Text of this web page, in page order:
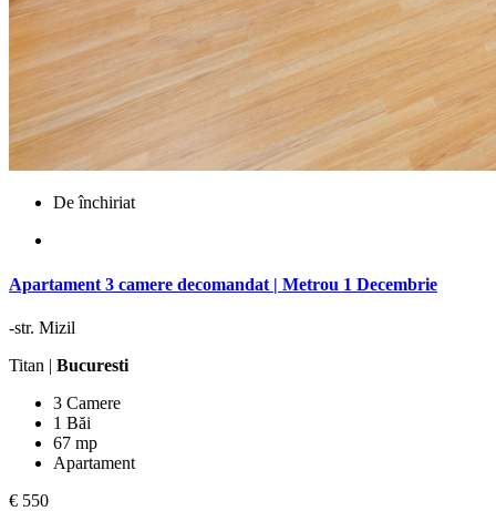
De închiriat
Apartament 3 camere decomandat | Metrou 1 Decembrie
-str. Mizil
Titan | Bucuresti
3 Camere
1 Băi
67 mp
Apartament
€ 550